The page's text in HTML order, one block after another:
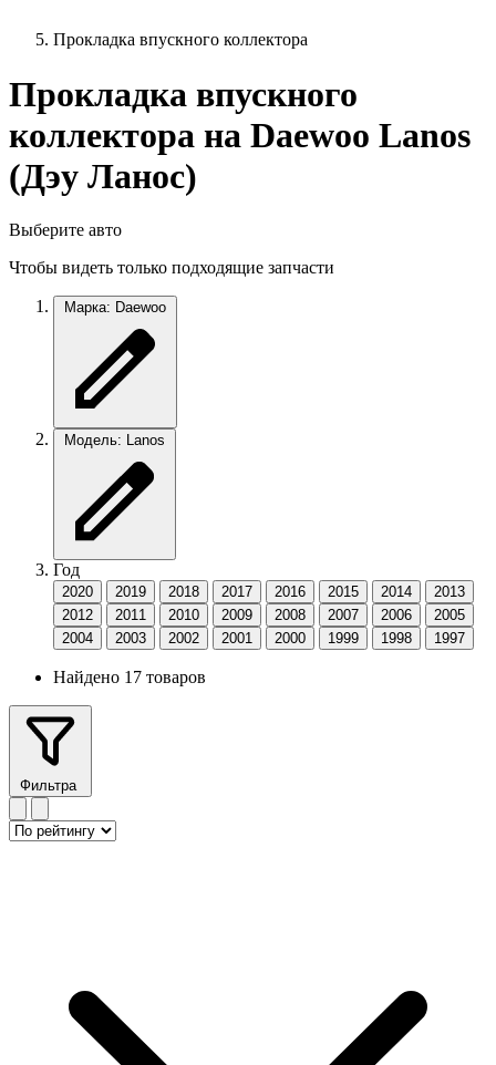
Прокладка впускного коллектора
Прокладка впускного
коллектора на Daewoo Lanos
(Дэу Ланос)
Выберите авто
Чтобы видеть только подходящие запчасти
Марка: Daewoo
Модель: Lanos
Год
2020 2019 2018 2017 2016 2015 2014
2013
2012
2011 2010 2009 2008 2007 2006
2005
2004
2003 2002 2001 2000 1999 1998 1997
Найдено 17 товаров
Фильтра